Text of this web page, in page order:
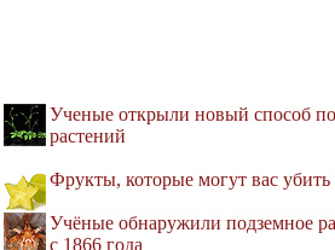
Ученые открыли новый способ
растений
Фрукты, которые могут вас убить
Учёные обнаружили подземное
с 1866 года